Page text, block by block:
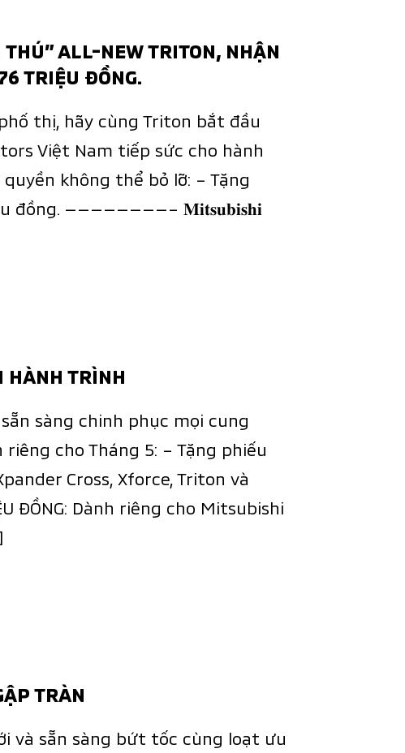
ALL-NEW TRITON, NHẬN
TRIỆU ĐỒNG.
thị, hãy cùng Triton bắt đầu
Việt Nam tiếp sức cho hành
không thể bỏ lỡ: – Tặng
đồng. ————————– 𝐌𝐢𝐭𝐬𝐮𝐛𝐢𝐬𝐡𝐢
HÀNH TRÌNH
sàng chinh phục mọi cung
cho Tháng 5: – Tặng phiếu
Cross, Xforce, Triton và
ĐỒNG: Dành riêng cho Mitsubishi
TRÀN
và sẵn sàng bứt tốc cùng loạt ưu